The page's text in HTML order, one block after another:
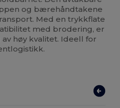
og bærehåndtakene
Med en trykkflate
med brodering, er
høy kvalitet. Ideell for